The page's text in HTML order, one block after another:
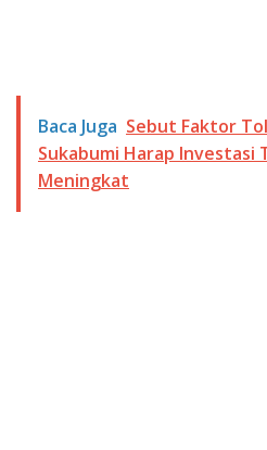
Baca Juga Sebut Faktor Tol
Sukabumi Harap Investasi
Meningkat